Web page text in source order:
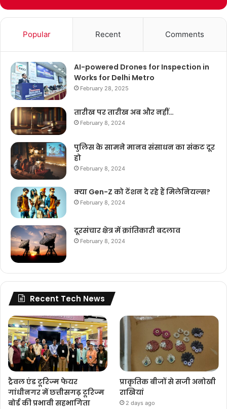
Popular Recent Comments
AI-powered Drones for Inspection in
Works for Delhi Metro
February 28, 2025
तारीख पर तारीख अब और नहीं…
February 8, 2024
पुलिस के सामने मानव संसाधन का संकट दूर
हो
February 8, 2024
क्या Gen-Z को टेंशन दे रहे हैं मिलेनियल्स?
February 8, 2024
दूरसंचार क्षेत्र में क्रांतिकारी बदलाव
February 8, 2024
Recent Tech News
ट्रैवल एंड टूरिज्म फेयर
गांधीनगर में छत्तीसगढ़ टूरिज्म
बोर्ड की प्रभावी सहभागिता
प्राकृतिक बीजों से सजी अनोखी
राखियां
2 days ago